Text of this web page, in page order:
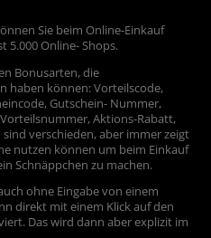
Sie beim Online-Einkauf
5.000 Online- Shops.
Bonusarten, die
haben können: Vorteilscode,
Gutschein- Nummer,
Aktions-Rabatt,
verschieden, aber immer zeigt
nutzen können um beim Einkauf
Schnäppchen zu machen.
ohne Eingabe von einem
direkt mit einem Klick auf den
Das wird dann aber explizit im